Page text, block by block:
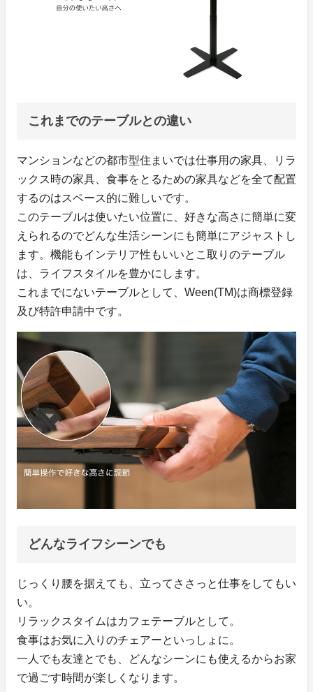
これまでのテーブルとの違い
マンションなどの都市型住まいでは仕事用の家具、リラ
ックス時の家具、食事をとるための家具などを全て配置
するのはスペース的に難しいです。
このテーブルは使いたい位置に、好きな高さに簡単に変
えられるのでどんな生活シーンにも簡単にアジャストし
ます。機能もインテリア性もいいとこ取りのテーブル
は、ライフスタイルを豊かにします。
これまでにないテーブルとして、Ween(TM)は商標登録
及び特許申請中です。
どんなライフシーンでも
じっくり腰を据えても、立ってささっと仕事をしてもい
い。
リラックスタイムはカフェテーブルとして。
食事はお気に入りのチェアーといっしょに。
一人でも友達とでも、どんなシーンにも使えるからお家
で過ごす時間が楽しくなります。